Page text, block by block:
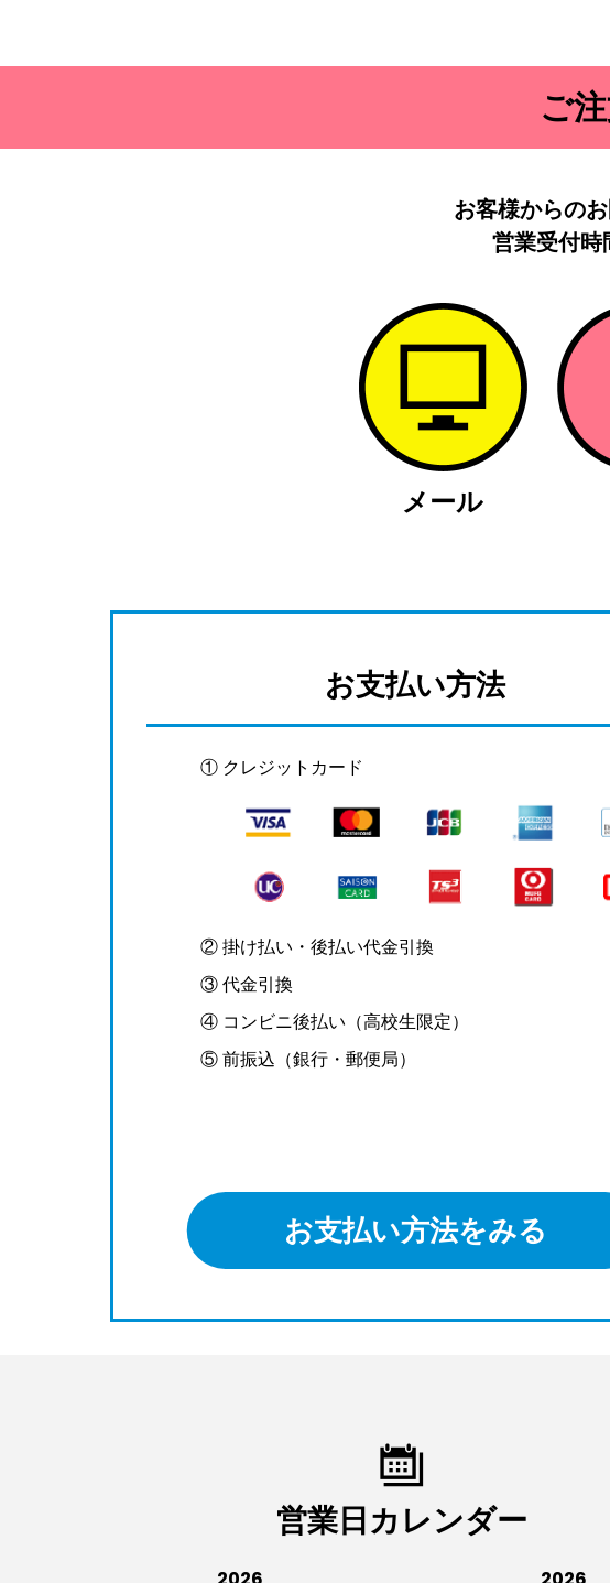
ご
お客様からの
営業受付
メール
お支払い方法
① クレジットカード
② 掛け払い・後払い代金引換
③ 代金引換
④ コンビニ後払い（高校生限定）
⑤ 前振込（銀行・郵便局）
お支払い方法をみる
営業日カレンダー